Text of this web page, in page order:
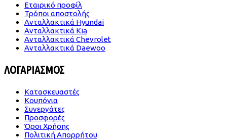
Εταιρικό προφίλ
Τρόποι αποστολής
Ανταλλακτικά Hyundai
Ανταλλακτικά Kia
Ανταλλακτικά Chevrolet
Ανταλλακτικά Daewoo
ΛΟΓΑΡΙΑΣΜΟΣ
Κατασκευαστές
Κουπόνια
Συνεργάτες
Προσφορές
Όροι Χρήσης
Πολιτική Απορρήτου